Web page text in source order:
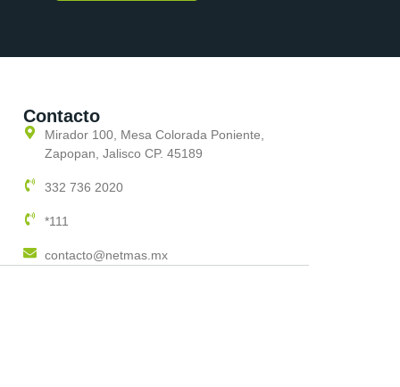
Contacto
Mirador 100, Mesa Colorada Poniente,
Zapopan, Jalisco CP. 45189
332 736 2020
*111
contacto@netmas.mx